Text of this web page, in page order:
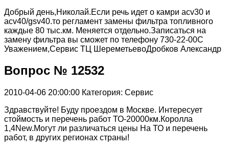
Добрый день,Николай.Если речь идет о камри acv30 и
acv40/gsv40.то регламент замены фильтра топливного
каждые 80 тыс.км. Меняется отдельно.Записаться на
замену фильтра вы сможет по телефону 730-22-00С
Уважением,Сервис ТЦ ШереметьевоДробков Александр
Вопрос № 12532
2010-04-06 20:00:00 Категория: Сервис
Здравствуйте! Буду проездом в Москве. Интересует
стоймость и перечень работ ТО-20000км.Королла
1,4New.Могут ли различаться цены На ТО и перечень
работ, в других регионах страны!